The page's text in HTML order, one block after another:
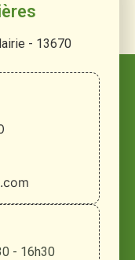
- 13670
- 16h30